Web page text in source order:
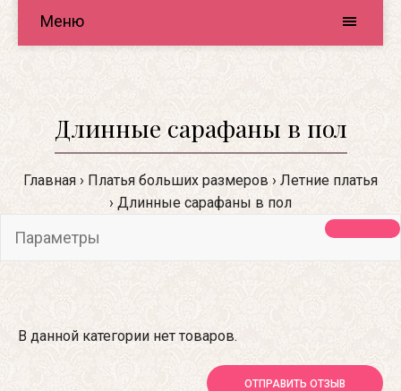
Меню
Длинные сарафаны в пол
Главная Платья больших размеров
Летние платья
Длинные сарафаны в пол
Параметры
В данной категории нет товаров.
ОТПРАВИТЬ ОТЗЫВ